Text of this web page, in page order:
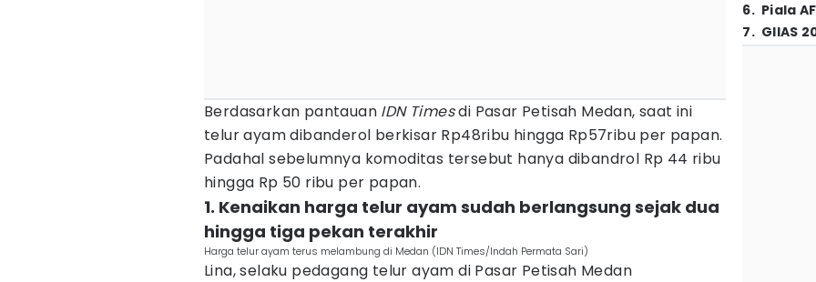
Berdasarkan pantauan IDN Timesdi Pasar Petisah Medan, saat ini
telur ayam dibanderol berkisar Rp48ribu hingga Rp57ribu per papan.
Padahal sebelumnya komoditas tersebut hanya dibandrol Rp 44 ribu
hingga Rp 50 ribu per papan.
1. Kenaikan harga telur ayam sudah berlangsung sejak dua
hingga tiga pekan terakhir
Harga telur ayam terus melambung di Medan (IDN Times/Indah Permata Sari)
Lina, selaku pedagang telur ayam di Pasar Petisah Medan
6. Piala
7. GIIAS